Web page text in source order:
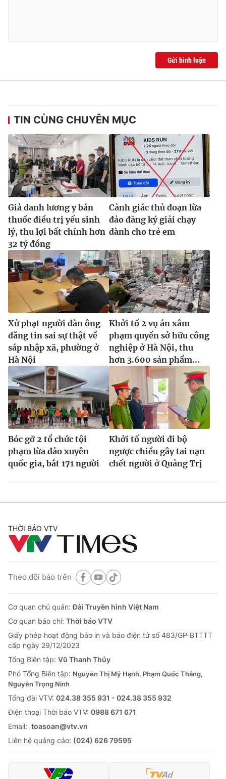
thuận bằng văn bản. Ghi rõ nguồn VTV.vn khi phát hành lại
Gửi bình luận
TIN CÙNG CHUYÊN MỤC
Giả danh lương y bán
thuốc điều trị yếu sinh
lý, thu lợi bất chính hơn
32 tỷ đồng
Cảnh giác thủ đoạn lừa
đảo đăng ký giải chạy
dành cho trẻ em
Xử phạt người đàn ông
đăng tin sai sự thật về
sáp nhập xã, phường ở
Hà Nội
Khởi tố 2 vụ án xâm
phạm quyền sở hữu công
nghiệp ở Hà Nội, thu
hơn 3.600 sản phẩm...
Bóc gỡ 2 tổ chức tội
phạm lừa đảo xuyên
quốc gia, bắt 171 người
Khởi tố người đi bộ
ngược chiều gây tai nạn
chết người ở Quảng Trị
THỜI BÁO VTV
Theo dõi báo trên
Cơ quan chủ quản:Đài Truyền hình Việt Nam
Cơ quan báo chí: Thời báo VTV
Giấy phép hoạt động báo in và báo điện tử số 483/GP-BTTTT
cấp ngày 29/12/2023
Tổng Biên tập: Vũ Thanh Thủy
Phó Tổng Biên tập: Nguyễn Thị Mỹ Hạnh, Phạm Quốc Thắng,
Nguyễn Trọng Ninh
Tổng đài VTV: 024.38 355 931 - 024.38 355 932
Ðiện thoại Thời báo VTV: 0988 671 671
Email: toasoan@vtv.vn
Liên hệ quảng cáo: (024) 626 79595